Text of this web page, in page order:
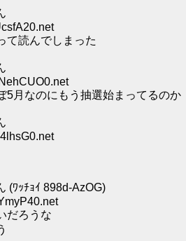
て読んでしまった
5月なのにもう抽選始まってるのか
(ﾜｯﾁｮｲ 898d-AzOG)
だろうな